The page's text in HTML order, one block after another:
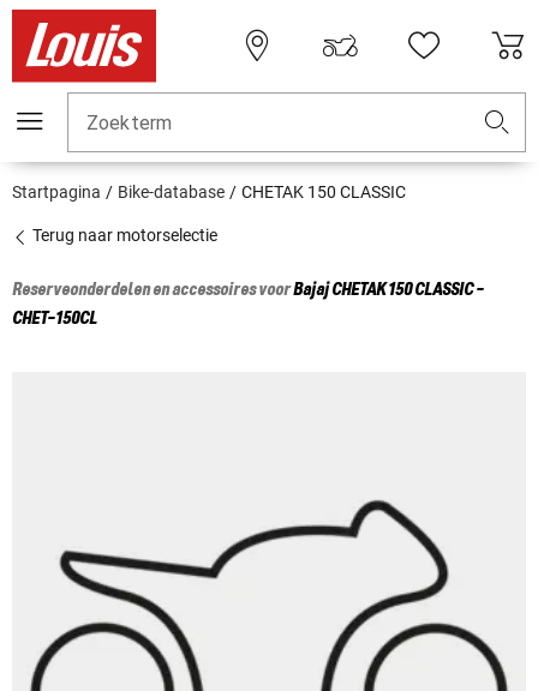
Zoekterm
Startpagina Bike-database CHETAK 150 CLASSIC
Terug naar motorselectie
Reserveonderdelen en accessoires voorBajajCHETAK 150 CLASSIC -
CHET-150CL